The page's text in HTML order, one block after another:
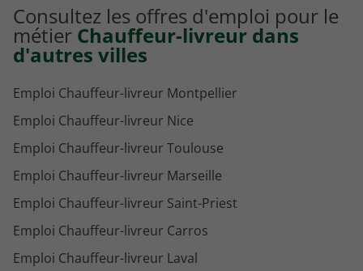
Emploi Chauffeur VTC Chambéry
Consultez les offres d'emploi pour le
métier Chauffeur-livreur dans
d'autres villes
Emploi Chauffeur-livreur Montpellier
Emploi Chauffeur-livreur Nice
Emploi Chauffeur-livreur Toulouse
Emploi Chauffeur-livreur Marseille
Emploi Chauffeur-livreur Saint-Priest
Emploi Chauffeur-livreur Carros
Emploi Chauffeur-livreur Laval